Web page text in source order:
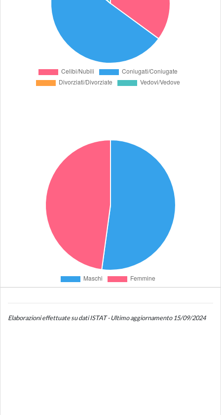
Elaborazioni effettuate su dati ISTAT - Ultimo aggiornamento 15/09/2024